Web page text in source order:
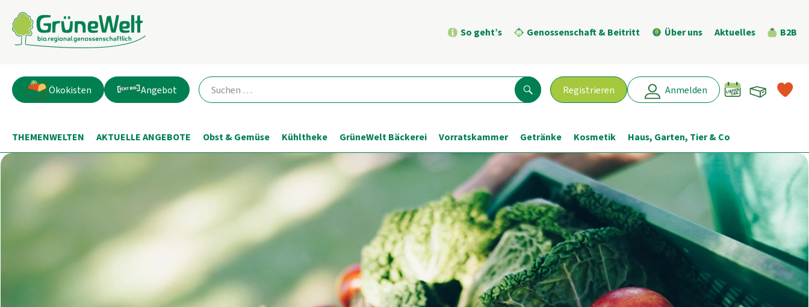
So geht’s Genossenschaft & Beitritt Über uns Aktuelles B2B
Registrieren Anmelden
Suchen
Ökokisten Angebot
THEMENWELTEN AKTUELLE ANGEBOTE Obst & Gemüse Kühltheke GrüneWelt Bäckerei Vorratskammer Getränke Kosmetik Haus, Garten, Tier & Co